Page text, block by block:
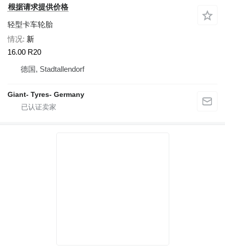
根据请求提供价格
轻型卡车轮胎
情况 新
16.00 R20
德国, Stadtallendorf
Giant- Tyres- Germany